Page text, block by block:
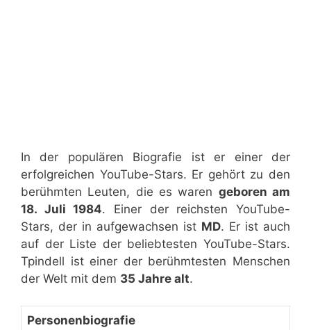
In der populären Biografie ist er einer der
erfolgreichen YouTube-Stars. Er gehört zu den
berühmten Leuten, die es waren geboren am
18. Juli 1984. Einer der reichsten YouTube-
Stars, der in aufgewachsen ist MD. Er ist auch
auf der Liste der beliebtesten YouTube-Stars.
Tpindell ist einer der berühmtesten Menschen
der Welt mit dem 35 Jahre alt.
Personenbiografie